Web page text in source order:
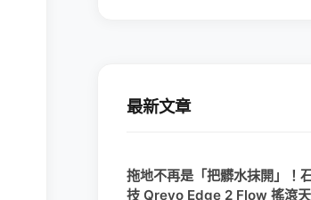
最新文章
拖地不再是「把髒水抹開」！
技 Qrevo Edge 2 Flow 搖滾